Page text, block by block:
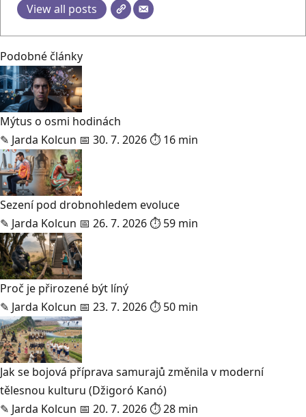
View all posts
Podobné články
Mýtus o osmi hodinách
✎ Jarda Kolcun 📅 30. 7. 2026⏱ 16 min
Sezení pod drobnohledem evoluce
✎ Jarda Kolcun 📅 26. 7. 2026⏱ 59 min
Proč je přirozené být líný
✎ Jarda Kolcun 📅 23. 7. 2026⏱ 50 min
Jak se bojová příprava samurajů změnila v moderní
tělesnou kulturu (Džigoró Kanó)
✎ Jarda Kolcun 📅 20. 7. 2026⏱ 28 min